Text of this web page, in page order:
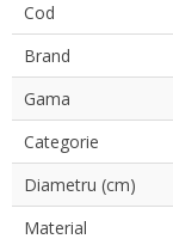
Cod
Brand
Gama
Categorie
Diametru (cm)
Material